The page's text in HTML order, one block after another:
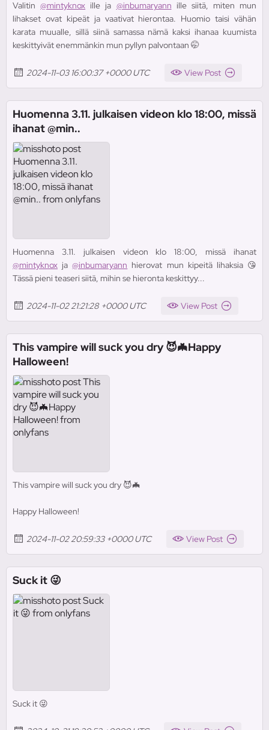
Valitin@mintyknox ille ja @inbumaryann ille siitä, miten mun
lihakset ovat kipeät ja vaativat hierontaa. Huomio taisi vähän
karata muualle, sillä siinä samassa nämä kaksi ihanaa kuumista
keskittyivät enemmänkin mun pyllyn palvontaan 🤭
2024-11-03 16:00:37 +0000 UTC View Post
Huomenna 3.11. julkaisen videon klo 18:00, missä
ihanat @min..
Huomenna 3.11. julkaisen videon klo 18:00, missä ihanat
@mintyknox ja@inbumaryann hierovat mun kipeitä lihaksia 😘
Tässä pieni teaseri siitä, mihin se hieronta keskittyy...
2024-11-02 21:21:28 +0000 UTC View Post
This vampire will suck you dry 😈🦇Happy
Halloween!
This vampire will suck you dry 😈🦇
Happy Halloween!
2024-11-02 20:59:33 +0000 UTC View Post
Suck it 😜
Suck it 😜